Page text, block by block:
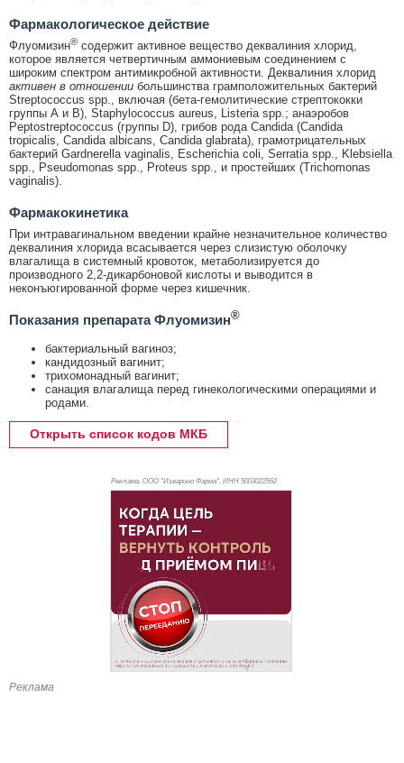
Фармакологическое действие
Флуомизин® содержит активное вещество деквалиния хлорид,
которое является четвертичным аммониевым соединением с
широким спектром антимикробной активности. Деквалиния хлорид
активен в отношении большинства грамположительных бактерий
Streptococcus spp., включая (бета-гемолитические стрептококки
группы А и В), Staphylococcus aureus, Listeria spp.; анаэробов
Peptostreptococcus (группы D), грибов рода Candida (Candida
tropicalis, Candida albicans, Candida glabrata), грамотрицательных
бактерий Gardnerella vaginalis, Escherichia coli, Serratia spp., Klebsiella
spp., Pseudomonas spp., Proteus spp., и простейших (Trichomonas
vaginalis).
Фармакокинетика
При интравагинальном введении крайне незначительное количество
деквалиния хлорида всасывается через слизистую оболочку
влагалища в системный кровоток, метаболизируется до
производного 2,2-дикарбоновой кислоты и выводится в
неконъюгированной форме через кишечник.
Показания препарата Флуомизин®
бактериальный вагиноз;
кандидозный вагинит;
трихомонадный вагинит;
санация влагалища перед гинекологическими операциями и
родами.
Открыть список кодов МКБ
Реклама. ООО "Изварино Фарма", ИНН 5003022562
Реклама